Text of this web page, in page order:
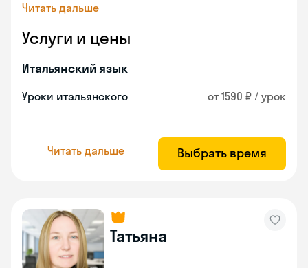
Читать дальше
Услуги и цены
Итальянский язык
Уроки итальянского от 1590 ₽ / урок
Читать дальше Выбрать время
Татьяна